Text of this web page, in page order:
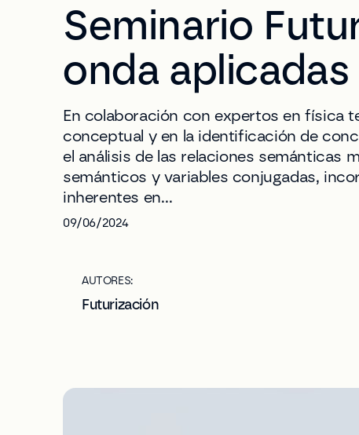
Seminario
onda
En colaboración con expertos en física
conceptual y en la identificación de
el análisis de las relaciones semánticas
semánticos y variables conjugadas,
inherentes en…
09/06/2024
AUTORES:
Futurización